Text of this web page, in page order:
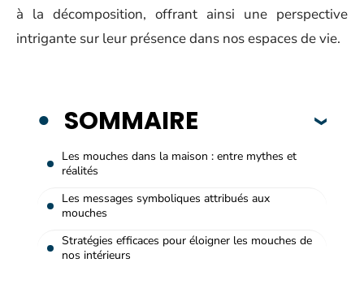
à la décomposition, offrant ainsi une perspective
intrigante sur leur présence dans nos espaces de vie.
SOMMAIRE
Les mouches dans la maison : entre mythes et
réalités
Les messages symboliques attribués aux
mouches
Stratégies efficaces pour éloigner les mouches de
nos intérieurs